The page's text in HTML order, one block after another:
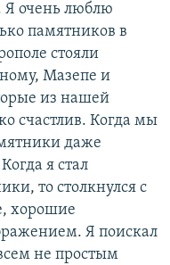
Я очень люблю
памятников в
стояли
Мазепе и
из нашей
счастлив. Когда мы
даже
я стал
то столкнулся с
хорошие
Я поискал
не простым